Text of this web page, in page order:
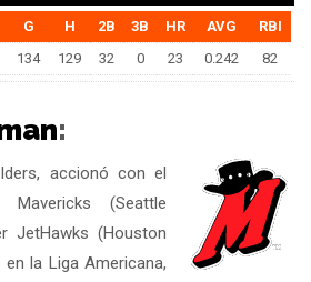
G H 2B 3B HR AVG
RBI
134 129 32 0 23 0.242 82
:
accionó con el
(Seattle
JetHawks (Houston
la Liga Americana,